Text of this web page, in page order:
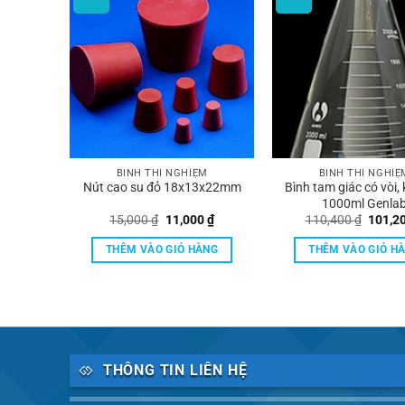
BÌNH THÍ NGHIỆM
Nút cao su đỏ 18x13x22mm
15,000₫ Giá
là:
15,000 ₫.
11,000₫Giá
hiện
tại
là:
THÊM VÀO GIỎ HÀNG
BÌNH THÍ
Bình tam giác có vòi,
1000ml
110,400₫ Giá
là:
THÊM VÀO GIỎ
THÔNG TIN LIÊN HỆ